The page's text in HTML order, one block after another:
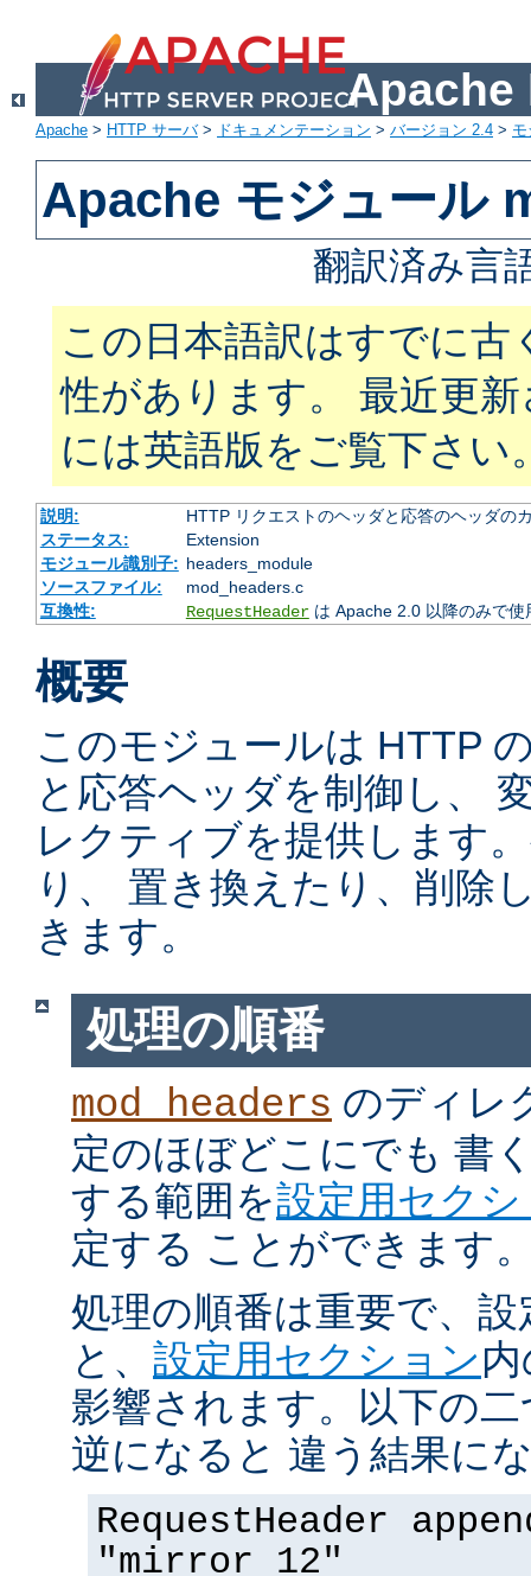
Apache
Apache > HTTP サーバ> ドキュメンテーション > バージョン 2.4 >
Apache モジュール
翻訳済み言
この日本語訳はすでに古
性があります。 最近更
には英語版をご覧下さい
説明:
HTTP リクエストのヘッダと応答のヘッダの
ステータス:
Extension
モジュール識別子: headers_module
ソースファイル:
mod_headers.c
互換性:
RequestHeaderは Apache 2.0 以降のみで使
概要
このモジュールは HTTP
と応答ヘッダを制御し、
レクティブを提供します
り、 置き換えたり、削除
きます。
処理の順番
mod_headers のディレ
定のほぼどこにでも 書
する範囲を設定用セク
定する ことができます
処理の順番は重要で、
と、 設定用セクション
影響されます。以下の
逆になると 違う結果に
RequestHeader
"mirror 12"